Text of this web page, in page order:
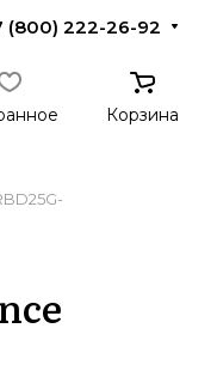
(800) 222-26-92
Корзина